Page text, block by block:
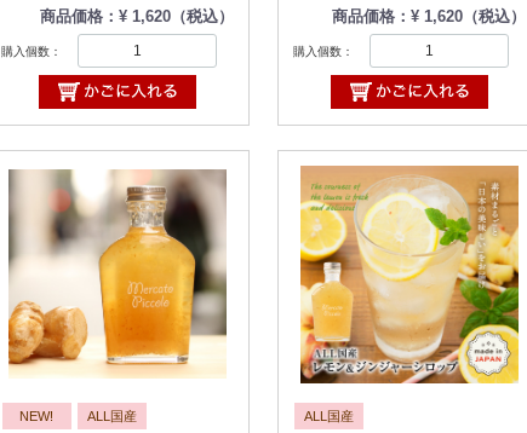
商品価格：¥ 1,620（税込）
購入個数：
ミーティング２０２５秋のマルシェ
に参加させてもらったことをきっか
けに、作りました！
商品価格：¥ 1,620（税込）
購入個数：
NEW! ALL国産 ALL国産